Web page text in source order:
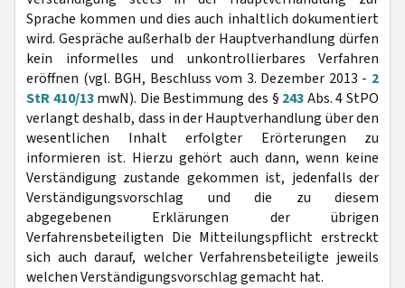
Sprache kommen und dies auch inhaltlich dokumentiert
wird. Gespräche außerhalb der Hauptverhandlung dürfen
kein informelles und unkontrollierbares Verfahren
eröffnen (vgl. BGH, Beschluss vom 3. Dezember 2013 - 2
StR 410/13mwN). Die Bestimmung des § 243Abs. 4 StPO
verlangt deshalb, dass in der Hauptverhandlung über den
wesentlichen Inhalt erfolgter Erörterungen zu
informieren ist. Hierzu gehört auch dann, wenn keine
Verständigung zustande gekommen ist, jedenfalls der
Verständigungsvorschlag und die zu diesem
abgegebenen Erklärungen der übrigen
Verfahrensbeteiligten Die Mitteilungspflicht erstreckt
sich auch darauf, welcher Verfahrensbeteiligte jeweils
welchen Verständigungsvorschlag gemacht hat.